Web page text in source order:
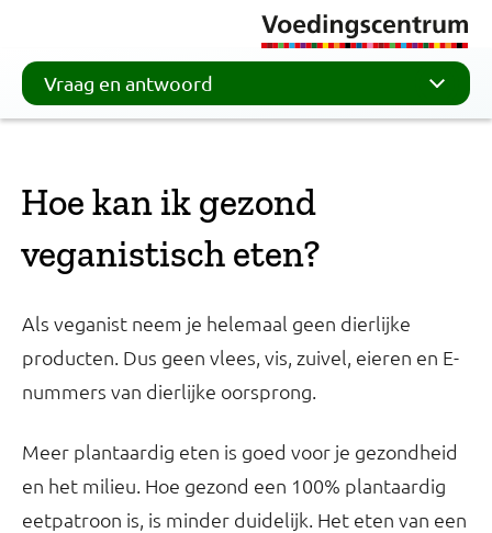
Vraag en antwoord
Hoe kan ik gezond
veganistisch eten?
Als veganist neem je helemaal geen dierlijke
producten. Dus geen vlees, vis, zuivel, eieren en E-
nummers van dierlijke oorsprong.
Meer plantaardig eten is goed voor je gezondheid
en het milieu. Hoe gezond een 100% plantaardig
eetpatroon is, is minder duidelijk. Het eten van een